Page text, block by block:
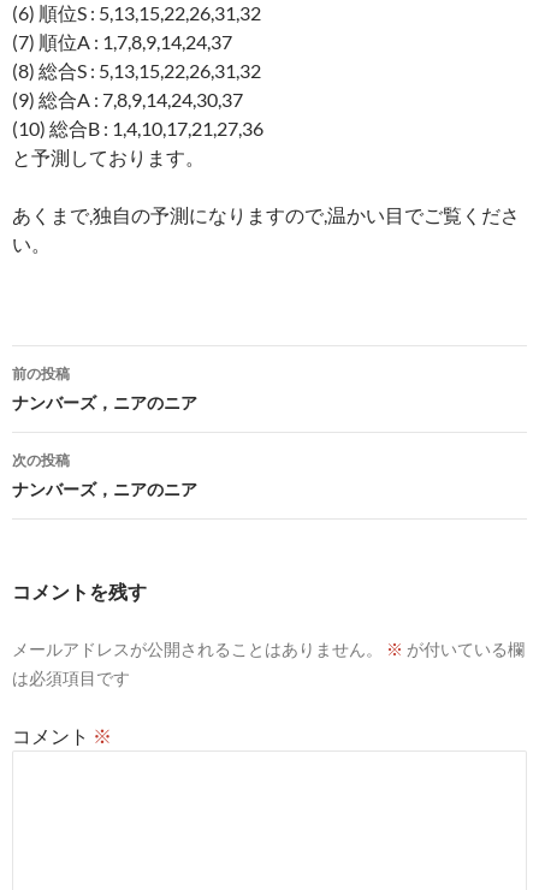
(6) 順位S : 5,13,15,22,26,31,32
(7) 順位A : 1,7,8,9,14,24,37
(8) 総合S : 5,13,15,22,26,31,32
(9) 総合A : 7,8,9,14,24,30,37
(10) 総合B : 1,4,10,17,21,27,36
と予測しております。
あくまで,独自の予測になりますので,温かい目でご覧くださ
い。
投
稿
ナ
ビ
ゲ
ョ
前の投稿
ナンバーズ，ニアのニア
次の投稿
ナンバーズ，ニアのニア
コメントを残す
メールアドレスが公開されることはありません。 ※ が付いている欄
は必須項目です
コメント ※